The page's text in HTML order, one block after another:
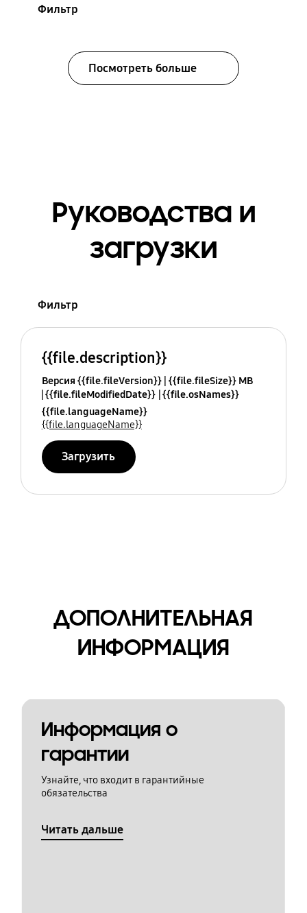
Фильтр
Посмотреть больше
Руководства и
загрузки
Фильтр
{{file.description}}
Версия {{file.fileVersion}} {{file.fileSize}} MB
{{file.fileModifiedDate}} {{file.osNames}}
{{file.languageName}}
{{file.languageName}}
Загрузить
ДОПОЛНИТЕЛЬНАЯ
ИНФОРМАЦИЯ
Информация о
гарантии
Узнайте, что входит в гарантийные
обязательства
Читать дальше